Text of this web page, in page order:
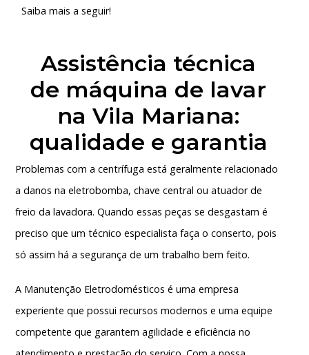
Saiba mais a seguir!
Assistência técnica
de máquina de lavar
na Vila Mariana:
qualidade e garantia
Problemas com a centrífuga está geralmente relacionado
a danos na eletrobomba, chave central ou atuador de
freio da lavadora. Quando essas peças se desgastam é
preciso que um técnico especialista faça o conserto, pois
só assim há a segurança de um trabalho bem feito.
A Manutenção Eletrodomésticos é uma empresa
experiente que possui recursos modernos e uma equipe
competente que garantem agilidade e eficiência no